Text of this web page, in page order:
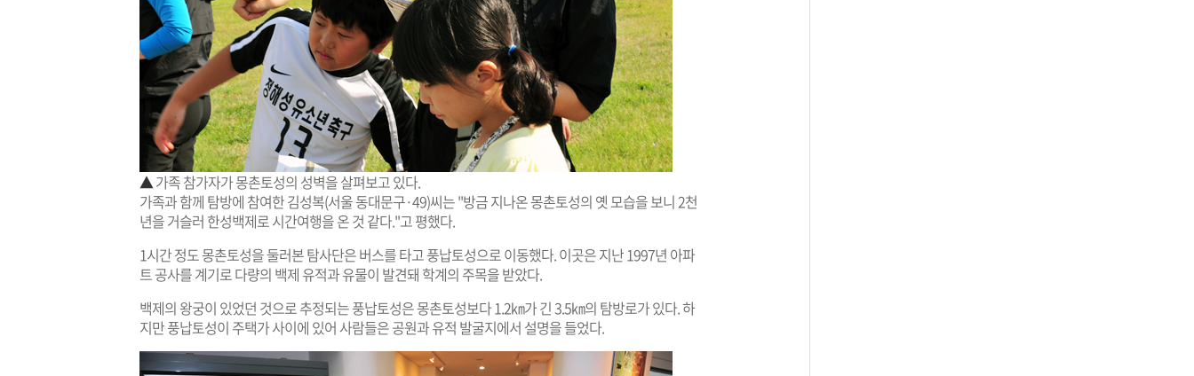
▲가족 참가자가 몽촌토성의 성벽을 살펴보고 있다.
가족과 함께 탐방에 참여한 김성복(서울 동대문구·49)씨는 "방금 지나온 몽촌토성의 옛 모습을 보니 2천
년을 거슬러 한성백제로 시간여행을 온 것 같다."고 평했다.
1시간 정도 몽촌토성을 둘러본 탐사단은 버스를 타고 풍납토성으로 이동했다. 이곳은 지난 1997년 아파
트 공사를 계기로 다량의 백제 유적과 유물이 발견돼 학계의 주목을 받았다.
백제의 왕궁이 있었던 것으로 추정되는 풍납토성은 몽촌토성보다 1.2㎞가 긴 3.5㎞의 탐방로가 있다. 하
지만 풍납토성이 주택가 사이에 있어 사람들은 공원과 유적 발굴지에서 설명을 들었다.